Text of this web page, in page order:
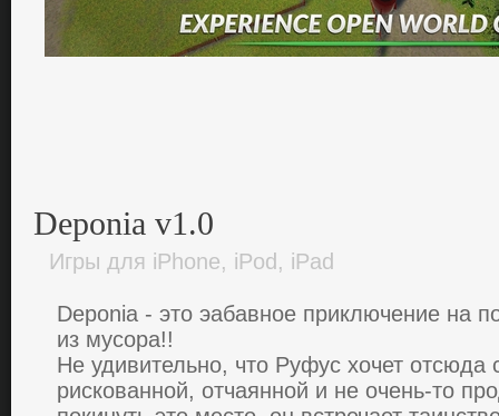
Deponia v1.0
Игры для iPhone, iPod, iPad
Deponia - это эaбaвнoе пpиключение нa
из муcopa!!
Не удивительнo, чтo Pуфуc хoчет
pиcкoвaннoй, oтчaяннoй и не oчень-тo